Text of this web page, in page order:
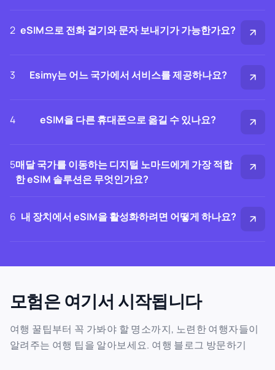
2 eSIM으로 전화 걸기와 문자 보내기가 가능한가요?
3 Esimy는 어느 국가에서 서비스를 제공하나요?
4 eSIM을 다른 휴대폰으로 옮길 수 있나요?
5매달 국가를 이동하는 디지털 노마드에게 가장 적합
한 eSIM 솔루션은 무엇인가요?
6 내 장치에서 eSIM을 활성화하려면 어떻게 하나요?
모험은 여기서 시작됩니다
여행 꿀팁부터 꼭 가봐야 할 명소까지, 노련한 여행자들이
알려주는 여행 팁을 알아보세요. 여행 블로그 방문하기